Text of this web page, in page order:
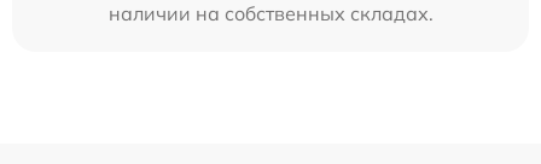
наличии на собственных складах.